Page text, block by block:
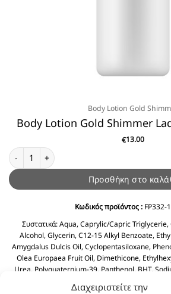
Διαχειριστείτε την
Body Lotion Gold
Body Lotion Gold Shimmer
€13.00
Body Lotion Gold Shimmer Lady Million 200ml
Προσθήκη στο
Κωδικός προϊόντος :FP332-
Συστατικά:Aqua, Caprylic/Capric Triglycerie,
Alcohol, Glycerin, C12-15 Alkyl Benzoate,
Amygdalus Dulcis Oil, Cyclopentasiloxane,
Olea Europaea Fruit Oil, Dimethicone,
Urea, Polyquaternium-39, Panthenol, BHT,